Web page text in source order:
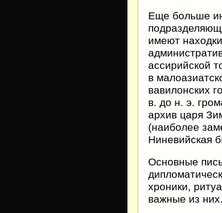
Еще больше
имеют
ассирийской
в
вавилонских
в. до н. э.
архив царя
(наиболее
Ниневийская
Основные
хроники,
важные из